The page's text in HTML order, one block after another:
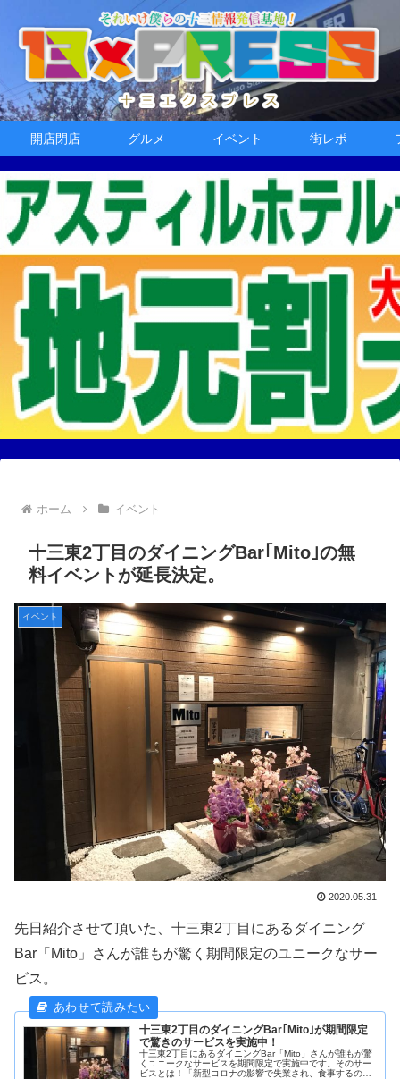
開店閉店 グルメ イベント 街レポ
ホーム イベント
十三東2丁目のダイニングBar｢Mito｣の無
料イベントが延長決定。
イベント
2020.05.31
先日紹介させて頂いた、十三東2丁目にあるダイニング
Bar「Mito」さんが誰もが驚く期間限定のユニークなサー
ビス。
十三東2丁目のダイニングBar｢Mito｣が期間限定
で驚きのサービスを実施中！
十三東2丁目にあるダイニングBar「Mito」さんが誰もが驚
くユニークなサービスを期間限定で実施中です。そのサー
ビスとは！「新型コロナの影響で失業され、食事するのも